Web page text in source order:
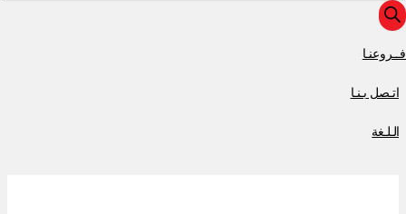
فــروعنـا
اتـصل بـنـا
الـلـغة